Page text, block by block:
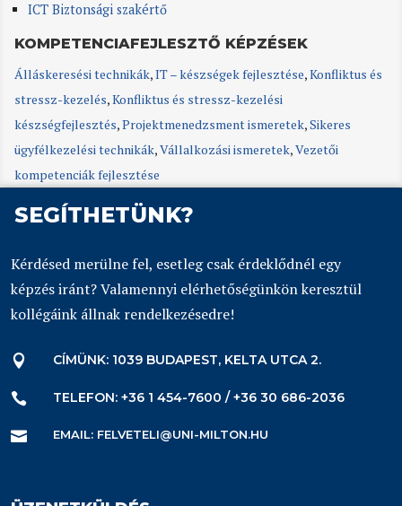
ICT Biztonsági szakértő
KOMPETENCIAFEJLESZTŐ KÉPZÉSEK
Álláskeresési technikák,IT – készségek fejlesztése,Konfliktus és
stressz-kezelés,Konfliktus és stressz-kezelési
készségfejlesztés,Projektmenedzsment ismeretek,Sikeres
ügyfélkezelési technikák,Vállalkozási ismeretek,Vezetői
kompetenciák fejlesztése
SEGÍTHETÜNK?
Kérdésed merülne fel, esetleg csak érdeklődnél egy
képzés iránt? Valamennyi elérhetőségünkön keresztül
kollégáink állnak rendelkezésedre!
 CÍMÜNK: 1039 BUDAPEST, KELTA UTCA 2.
 TELEFON: +36 1 454-7600 / +36 30 686-2036
 EMAIL: FELVETELI@UNI-MILTON.HU